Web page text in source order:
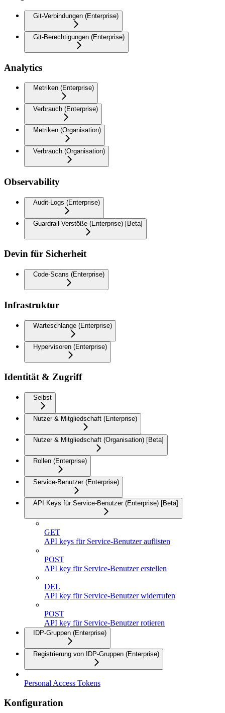
Git-Verbindungen (Enterprise)
Git-Berechtigungen (Enterprise)
Analytics
Metriken (Enterprise)
Verbrauch (Enterprise)
Metriken (Organisation)
Verbrauch (Organisation)
Observability
Audit-Logs (Enterprise)
Guardrail-Verstöße (Enterprise) [Beta]
Devin für Sicherheit
Code-Scans (Enterprise)
Infrastruktur
Warteschlange (Enterprise)
Hypervisoren (Enterprise)
Identität & Zugriff
Selbst
Nutzer & Mitgliedschaft (Enterprise)
Nutzer & Mitgliedschaft (Organisation) [Beta]
Rollen (Enterprise)
Service-Benutzer (Enterprise)
API Keys für Service-Benutzer (Enterprise) [Beta]
GET
API keys für Service-Benutzer auflisten
POST
API key für Service-Benutzer erstellen
DEL
API key für Service-Benutzer widerrufen
POST
API key für Service-Benutzer rotieren
IDP-Gruppen (Enterprise)
Registrierung von IDP-Gruppen (Enterprise)
Personal Access Tokens
Konfiguration